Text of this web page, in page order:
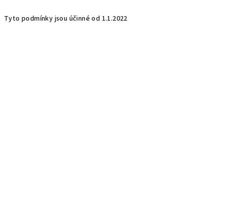
Tyto podmínky jsou účinné od 1.1.2022